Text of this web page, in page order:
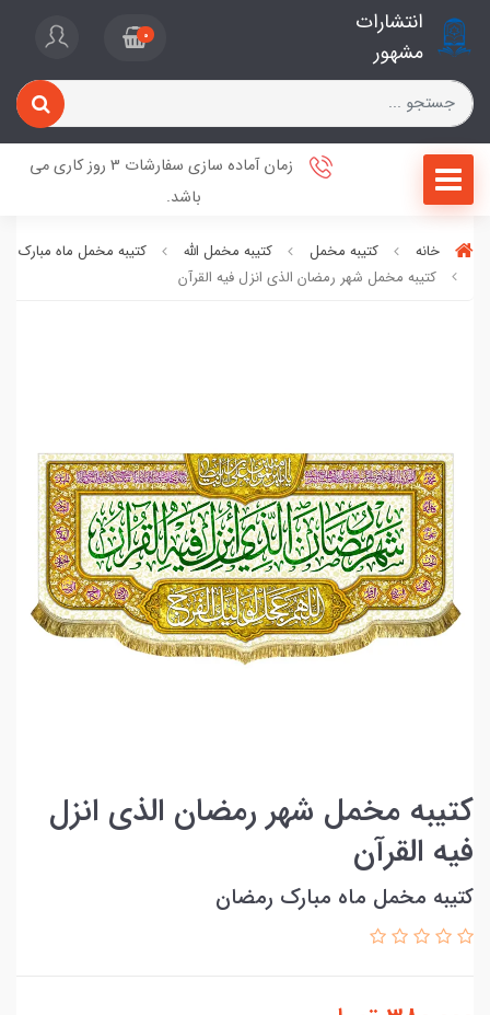
انتشارات
مشهور
0
زمان آماده سازی سفارشات 3 روز کاری می
باشد.
خانه کتیبه مخمل کتیبه مخمل الله
کتیبه مخمل ماه مبارک
کتیبه مخمل شهر رمضان الذی انزل فيه القرآن
کتیبه مخمل شهر رمضان الذی انزل
فيه القرآن
کتیبه مخمل ماه مبارک رمضان